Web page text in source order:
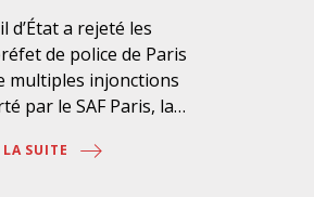
d’État a rejeté les
de police de Paris
multiples injonctions
par le SAF Paris, la
décision confirme
LA SUITE